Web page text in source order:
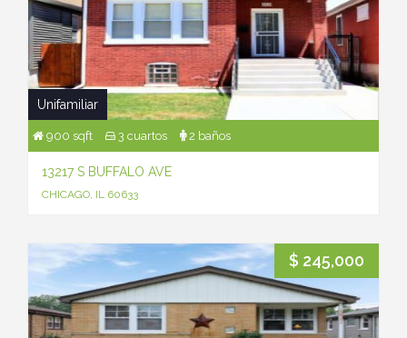
Unifamiliar
900 sqft 3 cuartos 2 baños
13217 S BUFFALO AVE
CHICAGO, IL 60633
$ 245,000